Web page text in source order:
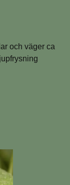
och väger ca